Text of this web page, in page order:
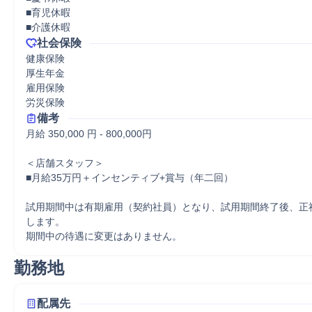
■育児休暇
■介護休暇
社会保険
健康保険
厚生年金
雇用保険
労災保険
備考
月給 350,000 円 - 800,000円
＜店舗スタッフ＞
■月給35万円＋インセンティブ+賞与（年二回）
試用期間中は有期雇用（契約社員）となり、試用期間終了後、正
します。
期間中の待遇に変更はありません。
勤務地
配属先